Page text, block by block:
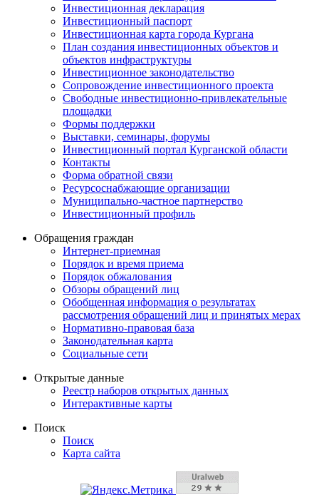
Инвестиционная декларация
Инвестиционный паспорт
Инвестиционная карта города Кургана
План создания инвестиционных объектов и
объектов инфраструктуры
Инвестиционное законодательство
Сопровождение инвестиционного проекта
Свободные инвестиционно-привлекательные
площадки
Формы поддержки
Выставки, семинары, форумы
Инвестиционный портал Курганской области
Контакты
Форма обратной связи
Ресурсоснабжающие организации
Муниципально-частное партнерство
Инвестиционный профиль
Обращения граждан
Интернет-приемная
Порядок и время приема
Порядок обжалования
Обзоры обращений лиц
Обобщенная информация о результатах
рассмотрения обращений лиц и принятых мерах
Нормативно-правовая база
Законодательная карта
Социальные сети
Открытые данные
Реестр наборов открытых данных
Интерактивные карты
Поиск
Поиск
Карта сайта